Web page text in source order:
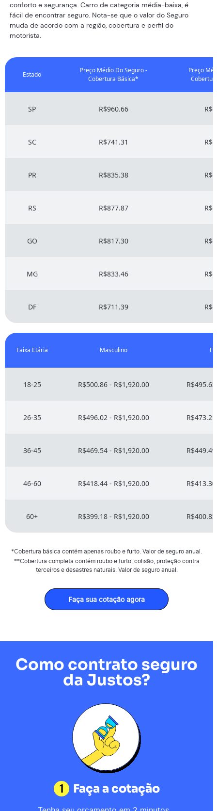
conforto e segurança. Carro de categoria média-baixa, é
fácil de encontrar seguro. Nota-se que o valor do Seguro
muda de acordo com a região, cobertura e perfil do
motorista.
Estado
Preço Médio Do Seguro -
Cobertura Básica*
Preço
SP R$960.66
SC R$741.31
PR R$835.38
RS R$877.87
GO R$817.30
MG R$833.46
DF R$711.39
Faixa Etária Masculino
18-25 R$500.86 - R$1,920.00
26-35 R$496.02 - R$1,920.00
36-45 R$469.54 - R$1,920.00
46-60 R$418.44 - R$1,920.00
60+ R$399.18 - R$1,920.00
*Cobertura básica contém apenas roubo e furto. Valor de seguro anual.
**Cobertura completa contém roubo e furto, colisão, proteção contra
terceiros e desastres naturais. Valor de seguro anual.
Faça sua cotação agora
Como contrato seguro
da Justos?
1 Faça a cotação